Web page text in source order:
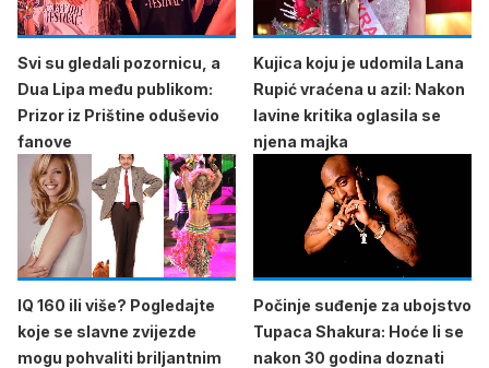
Svi su gledali pozornicu, a
Dua Lipa među publikom:
Prizor iz Prištine oduševio
fanove
Kujica koju je udomila Lana
Rupić vraćena u azil: Nakon
lavine kritika oglasila se
njena majka
IQ 160 ili više? Pogledajte
koje se slavne zvijezde
mogu pohvaliti briljantnim
Počinje suđenje za ubojstvo
Tupaca Shakura: Hoće li se
nakon 30 godina doznati